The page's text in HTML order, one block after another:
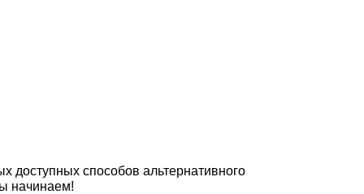
доступных способов альтернативного
начинаем!